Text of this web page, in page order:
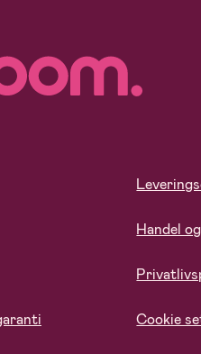
Handel
Cookie